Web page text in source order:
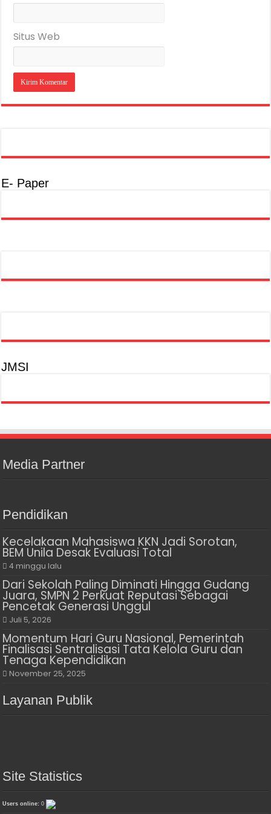
Situs Web
E- Paper
JMSI
Media Partner
Pendidikan
Kecelakaan Mahasiswa KKN Jadi Sorotan,
BEM Unila Desak Evaluasi Total
4 minggu lalu
Dari Sekolah Paling Diminati Hingga Gudang
Juara, SMPN 2 Perkuat Reputasi Sebagai
Pencetak Generasi Unggul
Juli 5, 2026
Momentum Hari Guru Nasional, Pemerintah
Finalisasi Sentralisasi Tata Kelola Guru dan
Tenaga Kependidikan
November 25, 2025
Layanan Publik
Site Statistics
Users online:0